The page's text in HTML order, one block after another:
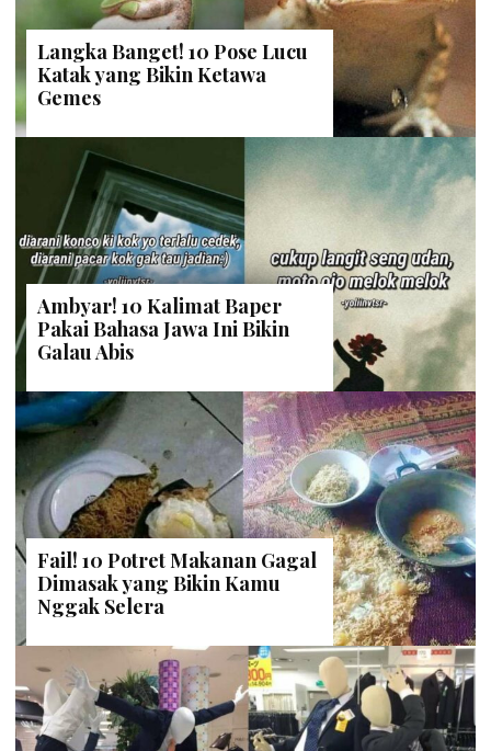
Langka Banget! 10 Pose Lucu
Katak yang Bikin Ketawa
Gemes
Ambyar! 10 Kalimat Baper
Pakai Bahasa Jawa Ini Bikin
Galau Abis
Fail! 10 Potret Makanan Gagal
Dimasak yang Bikin Kamu
Nggak Selera